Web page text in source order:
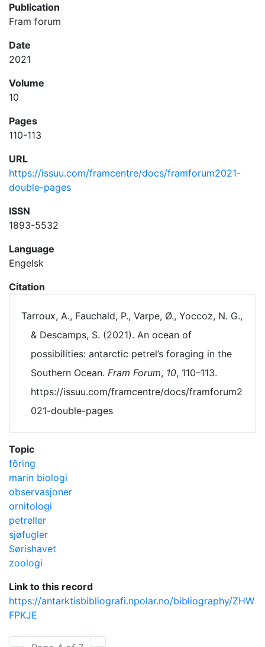
Publication
Fram forum
Date
2021
Volume
10
Pages
110-113
URL
https://issuu.com/framcentre/docs/framforum2021-
double-pages
ISSN
1893-5532
Language
Engelsk
Citation
Tarroux, A., Fauchald, P., Varpe, Ø., Yoccoz, N. G.,
& Descamps, S. (2021). An ocean of
possibilities: antarctic petrel’s foraging in the
Southern Ocean. Fram Forum, 10, 110–113.
https://issuu.com/framcentre/docs/framforum2
021-double-pages
Topic
fôring
marin biologi
observasjoner
ornitologi
petreller
sjøfugler
Sørishavet
zoologi
Link to this record
https://antarktisbibliografi.npolar.no/bibliography/ZHW
FPKJE